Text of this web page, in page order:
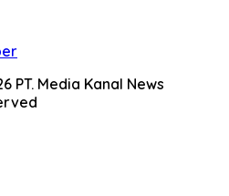
PT. Media Kanal News